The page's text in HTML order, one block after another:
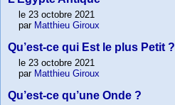
le 23 octobre 2021
par Matthieu Giroux
Qu’est-ce qui Est le plus Petit ?
le 23 octobre 2021
par Matthieu Giroux
Qu’est-ce qu’une Onde ?